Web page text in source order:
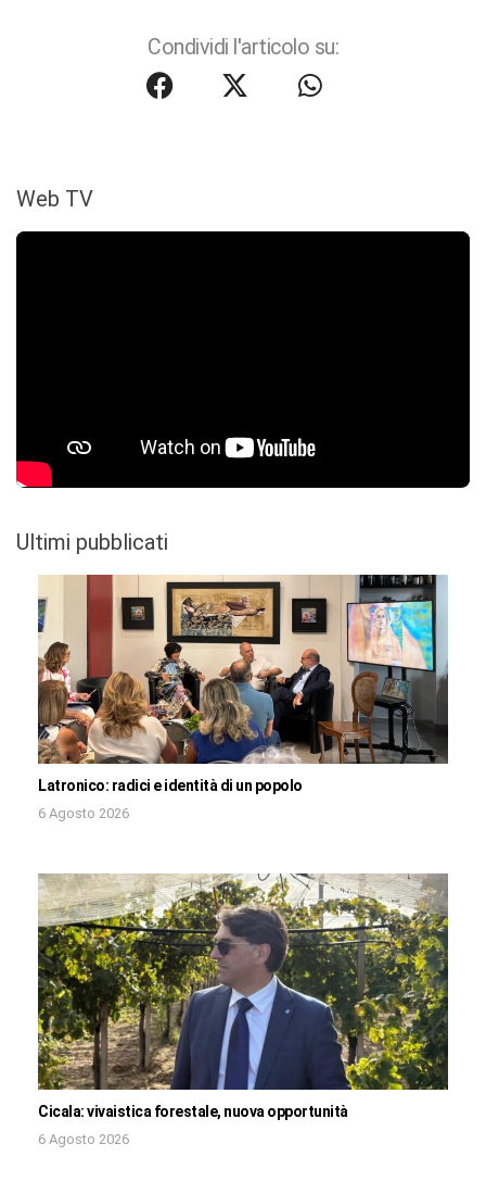
Condividi l'articolo su:
Web TV
Ultimi pubblicati
Latronico: radici e identità di un popolo
6 Agosto 2026
Cicala: vivaistica forestale, nuova opportunità
6 Agosto 2026